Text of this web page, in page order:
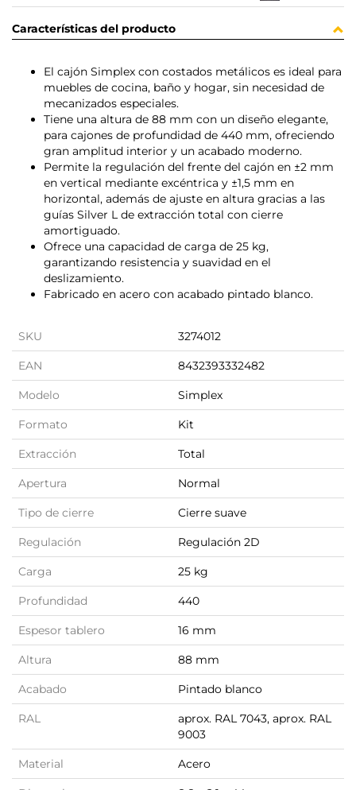
Características del producto
El cajón Simplex con costados metálicos es ideal para
muebles de cocina, baño y hogar, sin necesidad de
mecanizados especiales.
Tiene una altura de 88 mm con un diseño elegante,
para cajones de profundidad de 440 mm, ofreciendo
gran amplitud interior y un acabado moderno.
Permite la regulación del frente del cajón en ±2 mm
en vertical mediante excéntrica y ±1,5 mm en
horizontal, además de ajuste en altura gracias a las
guías Silver L de extracción total con cierre
amortiguado.
Ofrece una capacidad de carga de 25 kg,
garantizando resistencia y suavidad en el
deslizamiento.
Fabricado en acero con acabado pintado blanco.
SKU 3274012
EAN 8432393332482
Modelo Simplex
Formato Kit
Extracción Total
Apertura Normal
Tipo de cierre Cierre suave
Regulación Regulación 2D
Carga 25 kg
Profundidad 440
Espesor tablero 16 mm
Altura 88 mm
Acabado Pintado blanco
RAL
aprox. RAL 7043, aprox. RAL
9003
Material Acero